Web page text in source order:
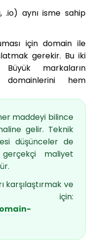
.io) aynı isme sahip
için domain ile
gerekir. Bu iki
markaların
hem
maddeyi bilince
gelir. Teknik
düşünceler de
maliyet
karşılaştırmak ve
için: